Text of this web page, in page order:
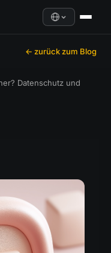
← zurück zum Blog
Datenschutz und